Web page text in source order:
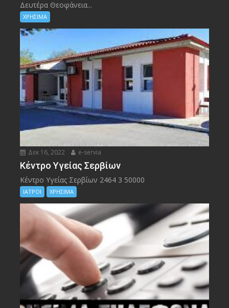
Δευτέρα Θεοφάνεια...
ΧΡΗΣΙΜΑ
Δεκ 16, 2022 e-servia
Kέντρο Υγείας Σερβίων
Kέντρο Υγείας Σερβίων 2464 3 50000
ΙΑΤΡΟΙ ΧΡΗΣΙΜΑ